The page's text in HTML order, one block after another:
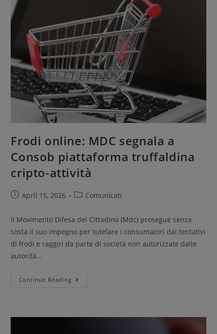
Frodi online: MDC segnala a
Consob piattaforma truffaldina
cripto-attività
April 15, 2026 Comunicati
Il Movimento Difesa del Cittadino (Mdc) prosegue senza
sosta il suo impegno per tutelare i consumatori dai tentativi
di frodi e raggiri da parte di società non autorizzate dalle
autorità…
Continue Reading